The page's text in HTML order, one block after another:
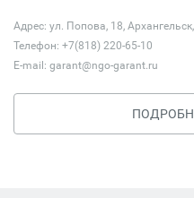
Адрес: ул. Попова, 18,
Телефон: +7(818) 220-65-10
E-mail: garant@ngo-garant.ru